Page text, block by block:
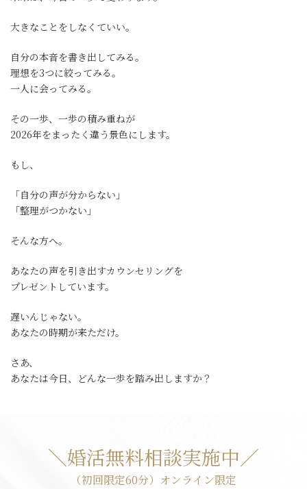
大きなことをしなくていい。
自分の本音を書き出してみる。
理想を3つに絞ってみる。
一人に会ってみる。
その一歩、一歩の積み重ねが
2026年をまったく違う景色にします。
もし、
「自分の声が分からない」
「整理がつかない」
そんな方へ。
あなたの声を引き出すカウンセリングを
プレゼントしています。
遅いんじゃない。
あなたの時期が来ただけ。
さあ、
あなたは今日、どんな一歩を踏み出しますか？
＼婚活無料相談実施中／
（初回限定60分）オンライン限定